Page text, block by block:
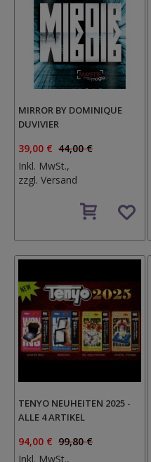
MIRROR BY DOMINIQUE
DUVIVIER
39,00 € 44,00 €
Inkl. MwSt.,
zzgl. Versand
den
TENYO NEUHEITEN 2025 -
ALLE 4 ARTIKEL
94,00 € 99,80 €
Inkl. MwSt.,